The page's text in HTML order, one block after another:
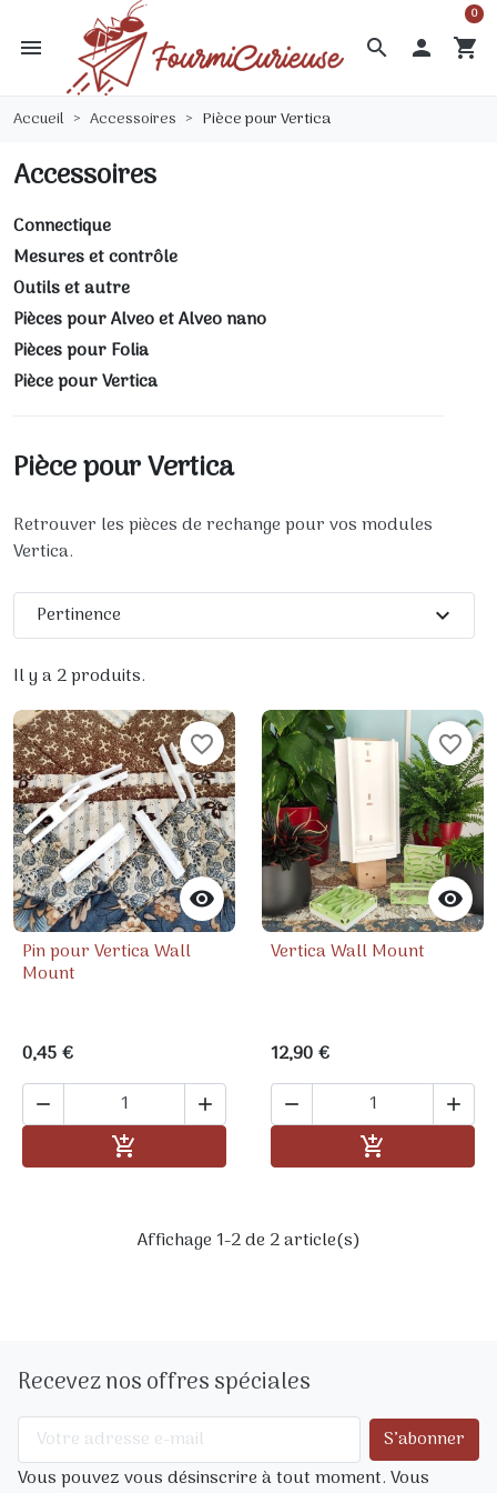
search
menu  shopping_cart
0
Accueil Accessoires Pièce pour Vertica
Accessoires
Connectique
Mesures et contrôle
Outils et autre
Pièces pour Alveo et Alveo nano
Pièces pour Folia
Pièce pour Vertica
Pièce pour Vertica
Retrouver les pièces de rechange pour vos modules
Vertica.
Il y a 2 produits.
Pertinence expand_more

favorite_border
Pin pour Vertica Wall
Mount
0,45 €
 


favorite_border
Vertica Wall Mount
12,90 €
 

Affichage 1-2 de 2 article(s)
Recevez nos offres spéciales
Vous pouvez vous désinscrire à tout moment. Vous